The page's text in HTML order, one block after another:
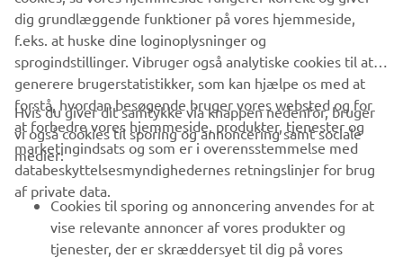
efficiently.
VIRKSOMHED
B2B
MERE YAMAHA
dig grundlæggende funktioner på vores hjemmeside,
f.eks. at huske dine loginoplysninger og
sprogindstillinger. Vibruger også analytiske cookies til at
generere brugerstatistikker, som kan hjælpe os med at
forstå, hvordan besøgende bruger vores websted og for
at forbedre vores hjemmeside, produkter, tjenester og
marketingindsats og som er i overensstemmelse med
databeskyttelsesmyndighedernes retningslinjer for brug
af private data.
Hvis du giver dit samtykke via knappen nedenfor, bruger
vi også cookies til sporing og annoncering samt sociale
medier:
Cookies til sporing og annoncering anvendes for at
vise relevante annoncer af vores produkter og
tjenester, der er skræddersyet til dig på vores